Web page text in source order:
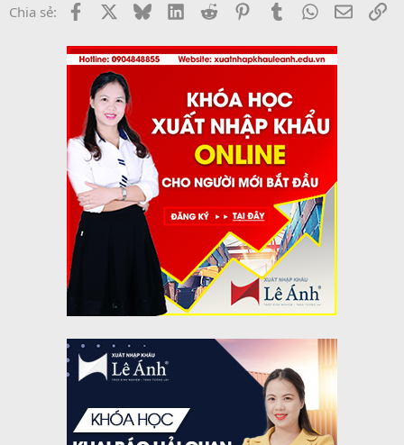
Chia sẻ: Facebook BlueskyLinkedInReddit PinterestTumblrWhatsApp
Email